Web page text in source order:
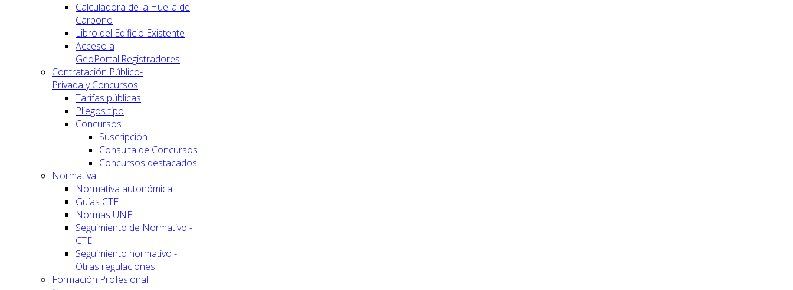
Calculadora de la Huella de
Carbono
Libro del Edificio Existente
Acceso a
GeoPortal.Registradores
Contratación Público-
Privada y Concursos
Tarifas públicas
Pliegos tipo
Concursos
Suscripción
Consulta de Concursos
Concursos destacados
Normativa
Normativa autonómica
Guías CTE
Normas UNE
Seguimiento de Normativo -
CTE
Seguimiento normativo -
Otras regulaciones
Formación Profesional